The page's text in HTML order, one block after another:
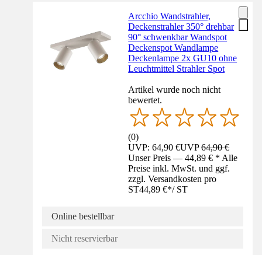
Arcchio Wandstrahler,
Deckenstrahler 350° drehbar
90° schwenkbar Wandspot
Deckenspot Wandlampe
Deckenlampe 2x GU10 ohne
Leuchtmittel Strahler Spot
Artikel wurde noch nicht
bewertet.
(0)
UVP: 64,90 €UVP64,90 €
Unser Preis — 44,89 € * Alle
Preise inkl. MwSt. und ggf.
zzgl. Versandkosten pro
ST44,89 €*/ ST
Online bestellbar
Nicht reservierbar